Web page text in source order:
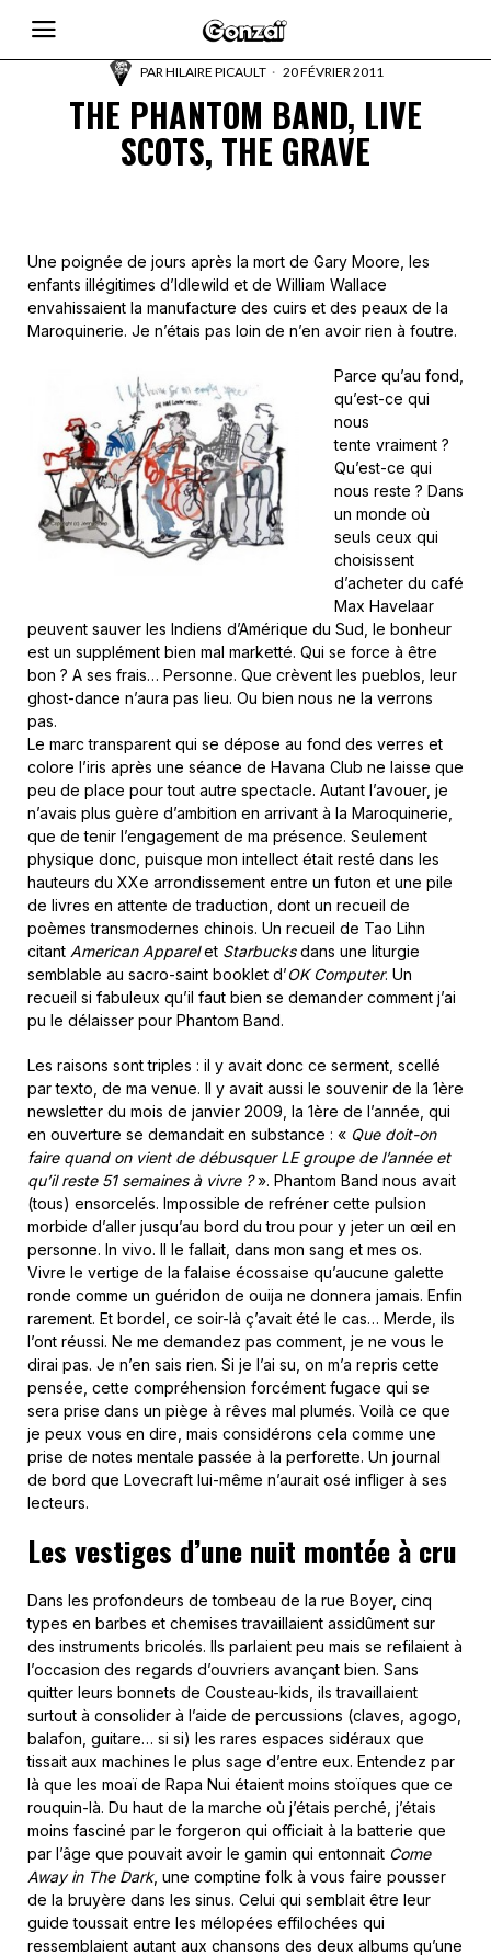
PARHILAIRE PICAULT 20 FÉVRIER 2011
THE PHANTOM BAND, LIVE
SCOTS, THE GRAVE
Une poignée de jours après la mort de Gary Moore, les
enfants illégitimes d’Idlewild et de William Wallace
envahissaient la manufacture des cuirs et des peaux de la
Maroquinerie. Je n’étais pas loin de n’en avoir rien à foutre.
Parce qu’au fond,
qu’est-ce qui
nous
tente vraiment ?
Qu’est-ce qui
nous reste ? Dans
un monde où
seuls ceux qui
choisissent
d’acheter du café
Max Havelaar
peuvent sauver les Indiens d’Amérique du Sud, le bonheur
est un supplément bien mal marketté. Qui se force à être
bon ? A ses frais… Personne. Que crèvent les pueblos, leur
ghost-dance n’aura pas lieu. Ou bien nous ne la verrons
pas.
Le marc transparent qui se dépose au fond des verres et
colore l’iris après une séance de Havana Club ne laisse que
peu de place pour tout autre spectacle. Autant l’avouer, je
n’avais plus guère d’ambition en arrivant à la Maroquinerie,
que de tenir l’engagement de ma présence. Seulement
physique donc, puisque mon intellect était resté dans les
hauteurs du XXe arrondissement entre un futon et une pile
de livres en attente de traduction, dont un recueil de
poèmes transmodernes chinois. Un recueil de Tao Lihn
citant American Apparelet Starbucksdans une liturgie
semblable au sacro-saint booklet d’OK Computer. Un
recueil si fabuleux qu’il faut bien se demander comment j’ai
pu le délaisser pour Phantom Band.
Les raisons sont triples : il y avait donc ce serment, scellé
par texto, de ma venue. Il y avait aussi le souvenir de la 1ère
newsletter du mois de janvier 2009, la 1ère de l’année, qui
en ouverture se demandait en substance : « Que doit-on
faire quand on vient de débusquer LE groupe de l’année et
qu’il reste 51 semaines à vivre ?». Phantom Band nous avait
(tous) ensorcelés. Impossible de refréner cette pulsion
morbide d’aller jusqu’au bord du trou pour y jeter un œil en
personne. In vivo. Il le fallait, dans mon sang et mes os.
Vivre le vertige de la falaise écossaise qu’aucune galette
ronde comme un guéridon de ouija ne donnera jamais. Enfin
rarement. Et bordel, ce soir-là ç’avait été le cas… Merde, ils
l’ont réussi. Ne me demandez pas comment, je ne vous le
dirai pas. Je n’en sais rien. Si je l’ai su, on m’a repris cette
pensée, cette compréhension forcément fugace qui se
sera prise dans un piège à rêves mal plumés. Voilà ce que
je peux vous en dire, mais considérons cela comme une
prise de notes mentale passée à la perforette. Un journal
de bord que Lovecraft lui-même n’aurait osé infliger à ses
lecteurs.
Les vestiges d’une nuit montée à cru
Dans les profondeurs de tombeau de la rue Boyer, cinq
types en barbes et chemises travaillaient assidûment sur
des instruments bricolés. Ils parlaient peu mais se refilaient à
l’occasion des regards d’ouvriers avançant bien. Sans
quitter leurs bonnets de Cousteau-kids, ils travaillaient
surtout à consolider à l’aide de percussions (claves, agogo,
balafon, guitare… si si) les rares espaces sidéraux que
tissait aux machines le plus sage d’entre eux. Entendez par
là que les moaï de Rapa Nui étaient moins stoïques que ce
rouquin-là. Du haut de la marche où j’étais perché, j’étais
moins fasciné par le forgeron qui officiait à la batterie que
par l’âge que pouvait avoir le gamin qui entonnait Come
Away in The Dark, une comptine folk à vous faire pousser
de la bruyère dans les sinus. Celui qui semblait être leur
guide toussait entre les mélopées effilochées qui
ressemblaient autant aux chansons des deux albums qu’une